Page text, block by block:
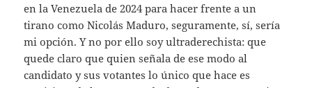
en la Venezuela de 2024 para hacer frente a un
tirano como Nicolás Maduro, seguramente, sí, sería
mi opción. Y no por ello soy ultraderechista: que
quede claro que quien señala de ese modo al
candidato y sus votantes lo único que hace es